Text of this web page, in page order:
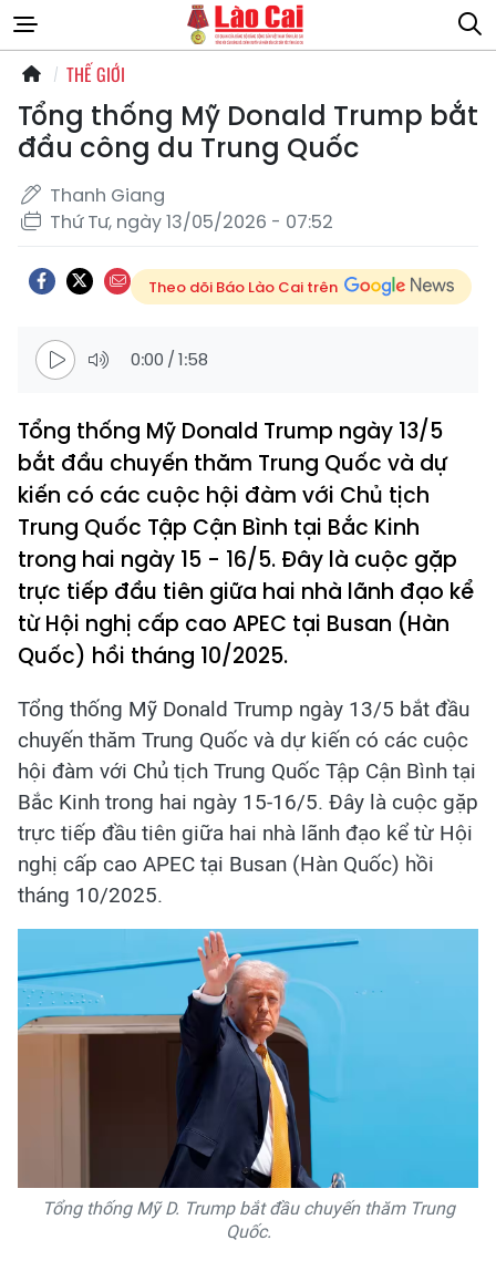
THẾ GIỚI
Tổng thống Mỹ Donald Trump bắt
đầu công du Trung Quốc
Thanh Giang
Thứ Tư, ngày 13/05/2026 - 07:52
Theo dõi Báo Lào Cai trên
0:00 /1:58
Tổng thống Mỹ Donald Trump ngày 13/5
bắt đầu chuyến thăm Trung Quốc và dự
kiến có các cuộc hội đàm với Chủ tịch
Trung Quốc Tập Cận Bình tại Bắc Kinh
trong hai ngày 15 - 16/5. Đây là cuộc gặp
trực tiếp đầu tiên giữa hai nhà lãnh đạo kể
từ Hội nghị cấp cao APEC tại Busan (Hàn
Quốc) hồi tháng 10/2025.
Tổng thống Mỹ Donald Trump ngày 13/5 bắt đầu
chuyến thăm Trung Quốc và dự kiến có các cuộc
hội đàm với Chủ tịch Trung Quốc Tập Cận Bình tại
Bắc Kinh trong hai ngày 15-16/5. Đây là cuộc gặp
trực tiếp đầu tiên giữa hai nhà lãnh đạo kể từ Hội
nghị cấp cao APEC tại Busan (Hàn Quốc) hồi
tháng 10/2025.
Tổng thống Mỹ D. Trump bắt đầu chuyến thăm Trung
Quốc.